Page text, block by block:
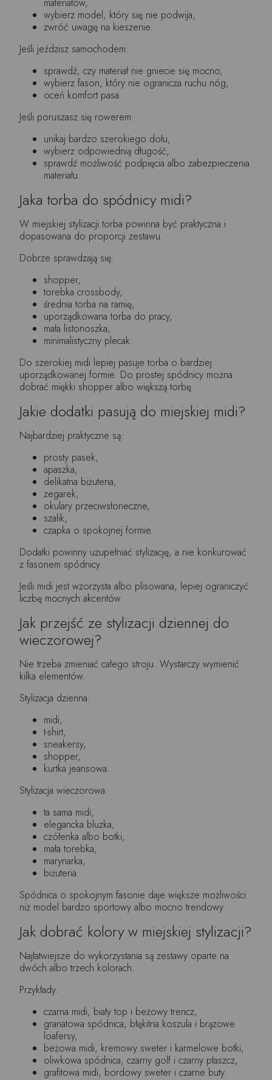
wybierz model, który się nie podwija,
zwróć uwagę na kieszenie.
Jeśli jeździsz samochodem:
sprawdź, czy materiał nie gniecie się mocno,
wybierz fason, który nie ogranicza ruchu nóg,
oceń komfort pasa.
Jeśli poruszasz się rowerem:
unikaj bardzo szerokiego dołu,
wybierz odpowiednią długość,
sprawdź możliwość podpięcia albo zabezpieczenia
materiału.
Jaka torba do spódnicy midi?
W miejskiej stylizacji torba powinna być praktyczna i
dopasowana do proporcji zestawu.
Dobrze sprawdzają się:
shopper,
torebka crossbody,
średnia torba na ramię,
uporządkowana torba do pracy,
mała listonoszka,
minimalistyczny plecak.
Do szerokiej midi lepiej pasuje torba o bardziej
uporządkowanej formie. Do prostej spódnicy można
dobrać miękki shopper albo większą torbę.
Jakie dodatki pasują do miejskiej midi?
Najbardziej praktyczne są:
prosty pasek,
apaszka,
delikatna biżuteria,
zegarek,
okulary przeciwsłoneczne,
szalik,
czapka o spokojnej formie.
Dodatki powinny uzupełniać stylizację, a nie konkurować
z fasonem spódnicy.
Jeśli midi jest wzorzysta albo plisowana, lepiej ograniczyć
liczbę mocnych akcentów.
Jak przejść ze stylizacji dziennej do
wieczorowej?
Nie trzeba zmieniać całego stroju. Wystarczy wymienić
kilka elementów.
Stylizacja dzienna:
midi,
t-shirt,
sneakersy,
shopper,
kurtka jeansowa.
Stylizacja wieczorowa:
ta sama midi,
elegancka bluzka,
czółenka albo botki,
mała torebka,
marynarka,
biżuteria.
Spódnica o spokojnym fasonie daje większe możliwości
niż model bardzo sportowy albo mocno trendowy.
Jak dobrać kolory w miejskiej stylizacji?
Najłatwiejsze do wykorzystania są zestawy oparte na
dwóch albo trzech kolorach.
Przykłady:
czarna midi, biały top i beżowy trencz,
granatowa spódnica, błękitna koszula i brązowe
loafersy,
beżowa midi, kremowy sweter i karmelowe botki,
oliwkowa spódnica, czarny golf i czarny płaszcz,
grafitowa midi, bordowy sweter i czarne buty.